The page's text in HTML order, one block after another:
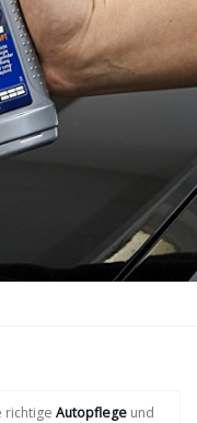
richtige Autopflege und